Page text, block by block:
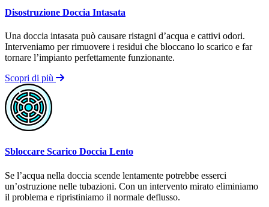
Disostruzione Doccia Intasata
Una doccia intasata può causare ristagni d’acqua e cattivi odori.
Interveniamo per rimuovere i residui che bloccano lo scarico e far
tornare l’impianto perfettamente funzionante.
Scopri di più
Sbloccare Scarico Doccia Lento
Se l’acqua nella doccia scende lentamente potrebbe esserci
un’ostruzione nelle tubazioni. Con un intervento mirato eliminiamo
il problema e ripristiniamo il normale deflusso.